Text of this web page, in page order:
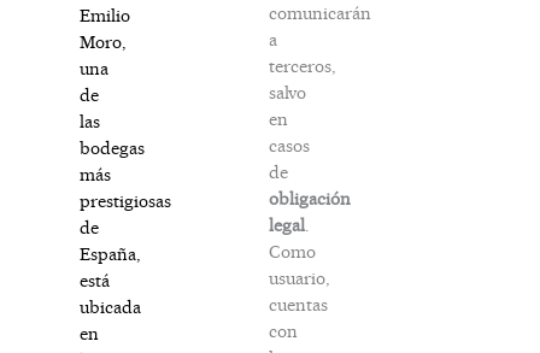
Emilio
Moro,
una
de
las
bodegas
más
prestigiosas
de
España,
está
ubicada
en
comunicarán
a
terceros,
salvo
en
casos
de
obligación
legal
Como
usuario,
cuentas
con